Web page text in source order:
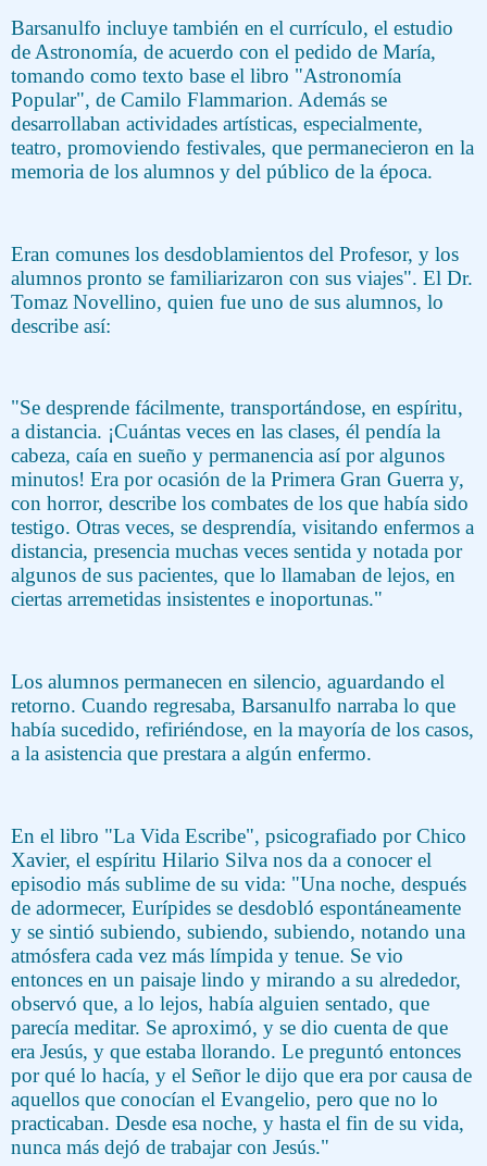
Barsanulfo incluye también en el currículo, el estudio
de Astronomía, de acuerdo con el pedido de María,
tomando como texto base el libro "Astronomía
Popular", de Camilo Flammarion. Además se
desarrollaban actividades artísticas, especialmente,
teatro, promoviendo festivales, que permanecieron en la
memoria de los alumnos y del público de la época.
Eran comunes los desdoblamientos del Profesor, y los
alumnos pronto se familiarizaron con sus viajes". El Dr.
Tomaz Novellino, quien fue uno de sus alumnos, lo
describe así:
"Se desprende fácilmente, transportándose, en espíritu,
a distancia. ¡Cuántas veces en las clases, él pendía la
cabeza, caía en sueño y permanencia así por algunos
minutos! Era por ocasión de la Primera Gran Guerra y,
con horror, describe los combates de los que había sido
testigo. Otras veces, se desprendía, visitando enfermos a
distancia, presencia muchas veces sentida y notada por
algunos de sus pacientes, que lo llamaban de lejos, en
ciertas arremetidas insistentes e inoportunas."
Los alumnos permanecen en silencio, aguardando el
retorno. Cuando regresaba, Barsanulfo narraba lo que
había sucedido, refiriéndose, en la mayoría de los casos,
a la asistencia que prestara a algún enfermo.
En el libro "La Vida Escribe", psicografiado por Chico
Xavier, el espíritu Hilario Silva nos da a conocer el
episodio más sublime de su vida: "Una noche, después
de adormecer, Eurípides se desdobló espontáneamente
y se sintió subiendo, subiendo, subiendo, notando una
atmósfera cada vez más límpida y tenue. Se vio
entonces en un paisaje lindo y mirando a su alrededor,
observó que, a lo lejos, había alguien sentado, que
parecía meditar. Se aproximó, y se dio cuenta de que
era Jesús, y que estaba llorando. Le preguntó entonces
por qué lo hacía, y el Señor le dijo que era por causa de
aquellos que conocían el Evangelio, pero que no lo
practicaban. Desde esa noche, y hasta el fin de su vida,
nunca más dejó de trabajar con Jesús."